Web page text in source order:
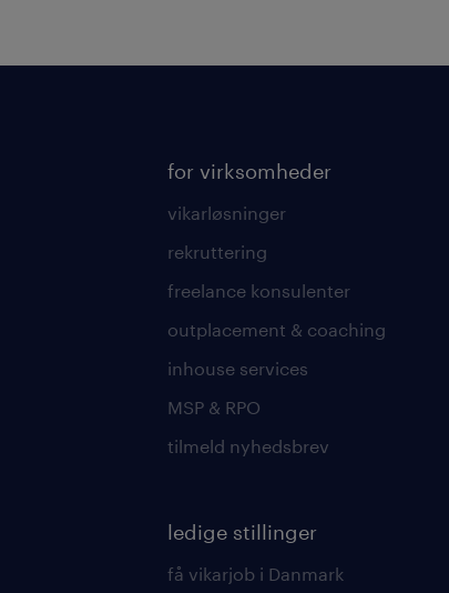
for virksomheder
vikarløsninger
rekruttering
freelance konsulenter
outplacement & coaching
inhouse services
MSP & RPO
tilmeld nyhedsbrev
ledige stillinger
få vikarjob i Danmark